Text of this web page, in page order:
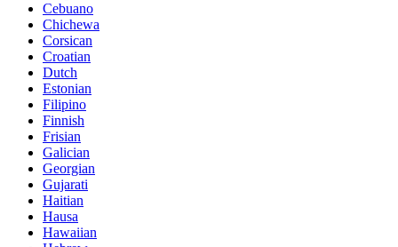
Cebuano
Chichewa
Corsican
Croatian
Dutch
Estonian
Filipino
Finnish
Frisian
Galician
Georgian
Gujarati
Haitian
Hausa
Hawaiian